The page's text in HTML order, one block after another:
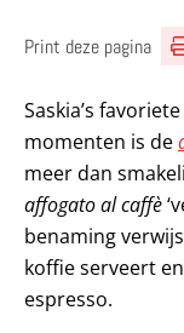
Print deze pagina
Saskia’s
momenten is de
meer dan
affogato al caffè
benaming
koffie serveert
espresso.